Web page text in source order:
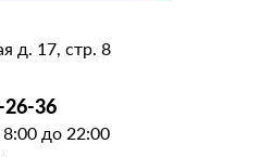
д. 17, стр. 8
26-36
до 22:00